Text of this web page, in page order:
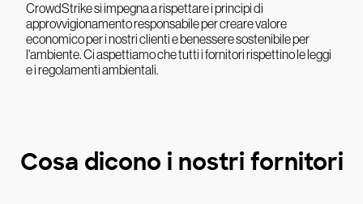
CrowdStrike si impegna a rispettare i principi di
approvvigionamento responsabile per creare valore
economico per i nostri clienti e benessere sostenibile per
l'ambiente. Ci aspettiamo che tutti i fornitori rispettino le leggi
e i regolamenti ambientali.
Cosa dicono i nostri fornitori